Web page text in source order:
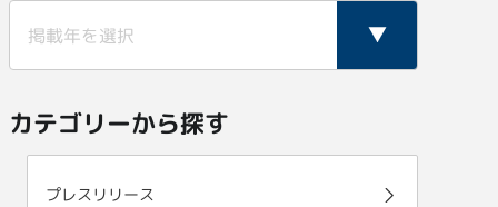
カテゴリーから探す
プレスリリース